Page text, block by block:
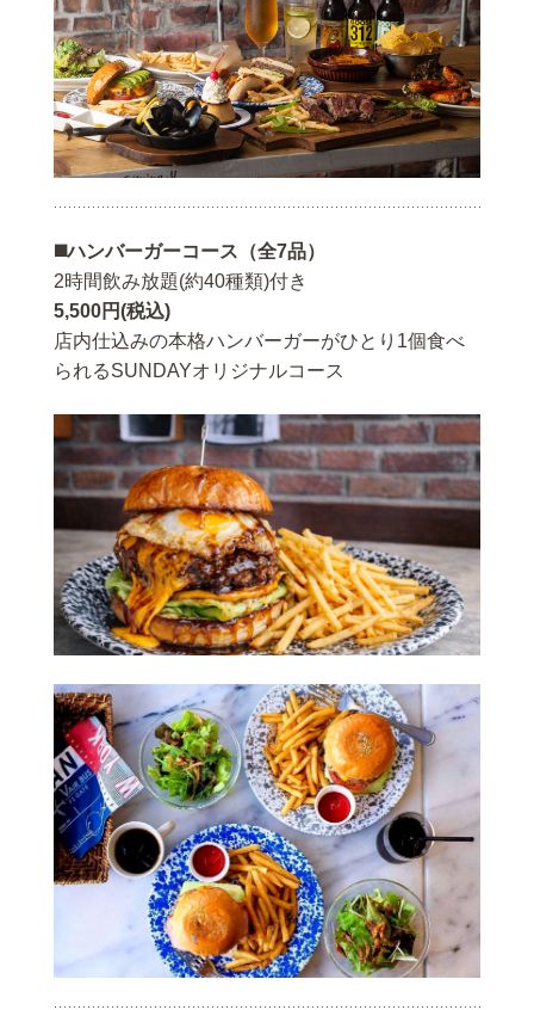
◼️ハンバーガーコース（全7品）
2時間飲み放題(約40種類)付き
5,500円(税込)
店内仕込みの本格ハンバーガーがひとり1個食べ
られるSUNDAYオリジナルコース